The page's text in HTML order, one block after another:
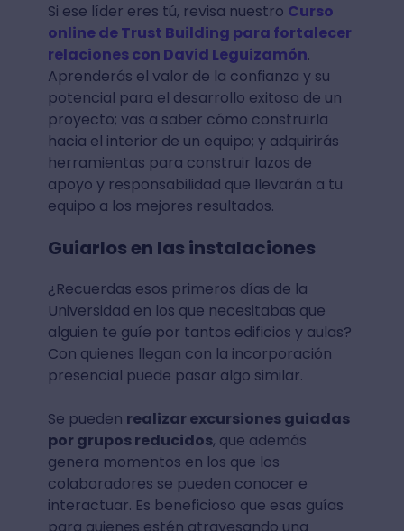
Si ese líder eres tú, revisa nuestro Curso
online de Trust Building para fortalecer
relaciones con David Leguizamón.
Aprenderás el valor de la confianza y su
potencial para el desarrollo exitoso de un
proyecto; vas a saber cómo construirla
hacia el interior de un equipo; y adquirirás
herramientas para construir lazos de
apoyo y responsabilidad que llevarán a tu
equipo a los mejores resultados.
Guiarlos en las instalaciones
¿Recuerdas esos primeros días de la
Universidad en los que necesitabas que
alguien te guíe por tantos edificios y aulas?
Con quienes llegan con la incorporación
presencial puede pasar algo similar.
Se pueden realizar excursiones guiadas
por grupos reducidos, que además
genera momentos en los que los
colaboradores se pueden conocer e
interactuar. Es beneficioso que esas guías